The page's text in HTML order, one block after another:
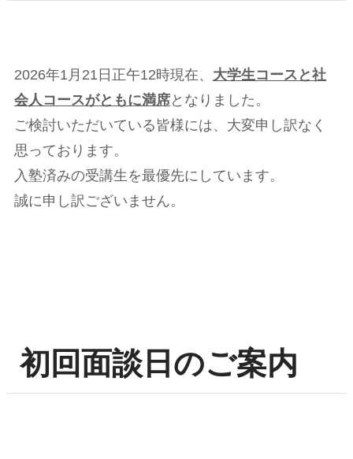
2026年1月21日正午12時現在、 大学生コースと社
会人コースがともに満席となりました。
ご検討いただいている皆様には、大変申し訳なく
思っております。
入塾済みの受講生を最優先にしています。
誠に申し訳ございません。
初回面談日のご案内